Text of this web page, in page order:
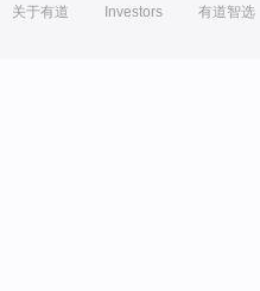
关于有道 Investors 有道智选